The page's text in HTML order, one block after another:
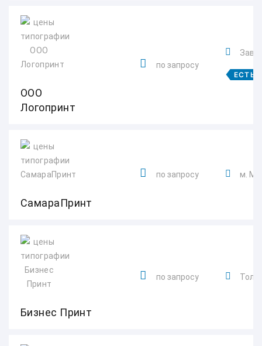
ООО
Логопринт
по запросу
ЕСТЬ
СамараПринт
по запросу м.
Бизнес Принт
по запросу